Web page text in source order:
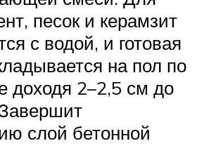
песок и керамзит
с водой, и готовая
на пол по
доходя 2–2,5 см до
слой бетонной